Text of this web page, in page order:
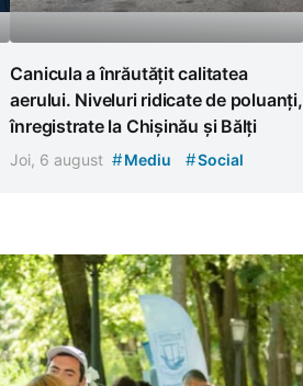
Canicula a înrăutățit calitatea
aerului. Niveluri ridicate de poluanți,
înregistrate la Chișinău și Bălți
Joi, 6 august #Mediu #Social